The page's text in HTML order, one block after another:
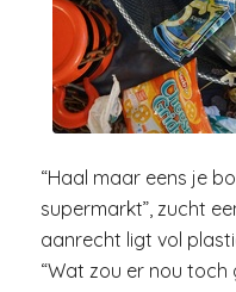
“Haal maar eens je
supermarkt”, zucht
aanrecht ligt vol
“Wat zou er nou